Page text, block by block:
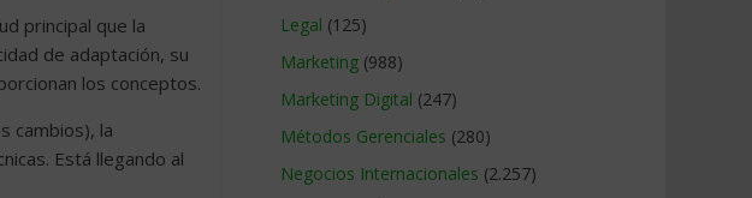
principal que la
de adaptación, su
los conceptos.
cambios), la
Está llegando al
Legal (125)
Marketing (988)
Marketing Digital (247)
Métodos Gerenciales (280)
Negocios Internacionales (2.257)